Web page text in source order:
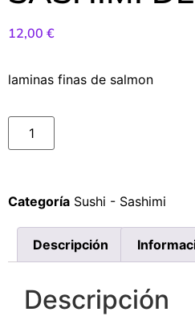
12,00 €
laminas finas de salmon
Categoría Sushi - Sashimi
Descripción
Descripción